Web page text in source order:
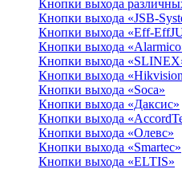
Кнопки выхода
Кнопки выхода «JSB-
Кнопки выхода «Eff-
Кнопки выхода
Кнопки выхода
Кнопки выхода
Кнопки выхода «Soca»
Кнопки выхода «Даксис»
Кнопки выхода
Кнопки выхода «Олевс»
Кнопки выхода «Smartec»
Кнопки выхода «ELTIS»